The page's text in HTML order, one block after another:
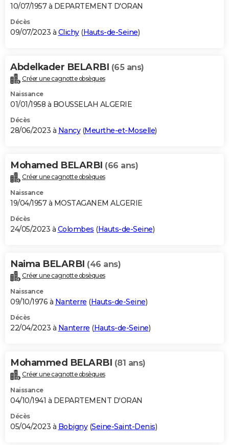
10/07/1957 à DEPARTEMENT D'ORAN
Décès
09/07/2023 à Clichy(Hauts-de-Seine)
Abdelkader BELARBI (65 ans)
Créer une cagnotte obsèques
Naissance
01/01/1958 à BOUSSELAH ALGERIE
Décès
28/06/2023 à Nancy(Meurthe-et-Moselle)
Mohamed BELARBI (66 ans)
Créer une cagnotte obsèques
Naissance
19/04/1957 à MOSTAGANEM ALGERIE
Décès
24/05/2023 à Colombes (Hauts-de-Seine)
Naima BELARBI (46 ans)
Créer une cagnotte obsèques
Naissance
09/10/1976 à Nanterre (Hauts-de-Seine)
Décès
22/04/2023 à Nanterre (Hauts-de-Seine)
Mohammed BELARBI (81 ans)
Créer une cagnotte obsèques
Naissance
04/10/1941 à DEPARTEMENT D'ORAN
Décès
05/04/2023 à Bobigny(Seine-Saint-Denis)